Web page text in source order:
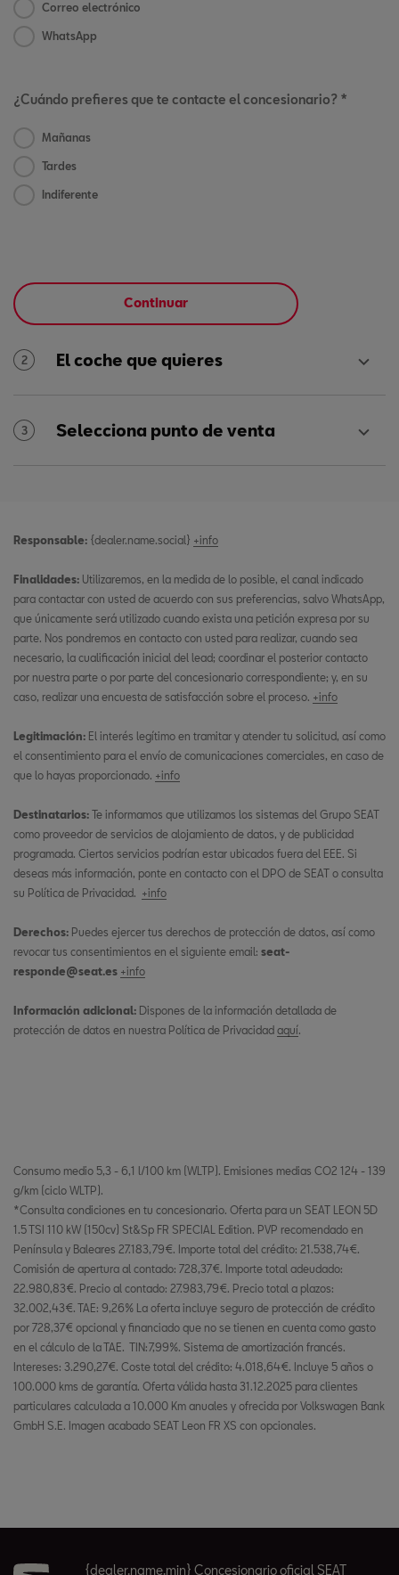
Correo electrónico
WhatsApp
¿Cuándo prefieres que te contacte el concesionario? *
Mañanas
Tardes
Indiferente
Continuar
2 El coche que quieres
3 Selecciona punto de venta
Responsable: {dealer.name.social} +info
Finalidades: Utilizaremos, en la medida de lo posible, el canal indicado
para contactar con usted de acuerdo con sus preferencias, salvo WhatsApp,
que únicamente será utilizado cuando exista una petición expresa por su
parte. Nos pondremos en contacto con usted para realizar, cuando sea
necesario, la cualificación inicial del lead; coordinar el posterior contacto
por nuestra parte o por parte del concesionario correspondiente; y, en su
caso, realizar una encuesta de satisfacción sobre el proceso. +info
Legitimación: El interés legítimo en tramitar y atender tu solicitud, así como
el consentimiento para el envío de comunicaciones comerciales, en caso de
que lo hayas proporcionado. +info
Destinatarios: Te informamos que utilizamos los sistemas del Grupo SEAT
como proveedor de servicios de alojamiento de datos, y de publicidad
programada. Ciertos servicios podrían estar ubicados fuera del EEE. Si
deseas más información, ponte en contacto con el DPO de SEAT o consulta
su Política de Privacidad. +info
Derechos: Puedes ejercer tus derechos de protección de datos, así como
revocar tus consentimientos en el siguiente email: seat-
responde@seat.es +info
Información adicional: Dispones de la información detallada de
protección de datos en nuestra Política de Privacidad aquí.
Consumo medio 5,3 - 6,1 l/100 km (WLTP). Emisiones medias CO2 124 - 139
g/km (ciclo WLTP).
*Consulta condiciones en tu concesionario. Oferta para un SEAT LEON 5D
1.5 TSI 110 kW (150cv) St&Sp FR SPECIAL Edition. PVP recomendado en
Península y Baleares 27.183,79€. Importe total del crédito: 21.538,74€.
Comisión de apertura al contado: 728,37€. Importe total adeudado:
22.980,83€. Precio al contado: 27.983,79€. Precio total a plazos:
32.002,43€. TAE: 9,26% La oferta incluye seguro de protección de crédito
por 728,37€ opcional y financiado que no se tienen en cuenta como gasto
en el cálculo de la TAE. TIN:7,99%. Sistema de amortización francés.
Intereses: 3.290,27€. Coste total del crédito: 4.018,64€. Incluye 5 años o
100.000 kms de garantía. Oferta válida hasta 31.12.2025 para clientes
particulares calculada a 10.000 Km anuales y ofrecida por Volkswagen Bank
GmbH S.E. Imagen acabado SEAT Leon FR XS con opcionales.
{dealer.name.min} Concesionario oficial SEAT